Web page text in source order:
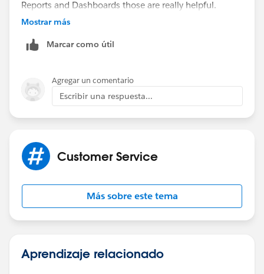
Reports and Dashboards those are really helpful.
Mostrar más
Marcar como útil
Agregar un comentario
Escribir una respuesta...
Customer Service
Más sobre este tema
Aprendizaje relacionado